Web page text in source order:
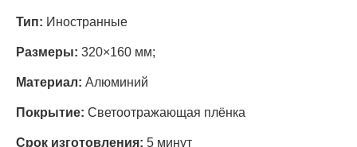
Тип: Иностранные
Размеры: 320×160 мм;
Материал: Алюминий
Покрытие: Светоотражающая плёнка
Срок изготовления: 5 минут